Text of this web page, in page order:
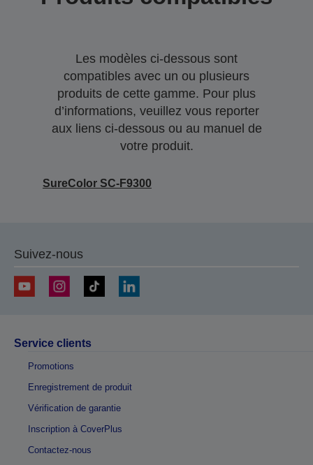
Les modèles ci-dessous sont
compatibles avec un ou plusieurs
produits de cette gamme. Pour plus
d’informations, veuillez vous reporter
aux liens ci-dessous ou au manuel de
votre produit.
SureColor SC-F9300
Suivez-nous
Service clients
Promotions
Enregistrement de produit
Vérification de garantie
Inscription à CoverPlus
Contactez-nous